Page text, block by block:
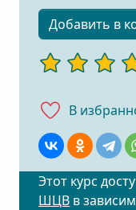
Добавить в
В
Этот курс
ШЦВ в